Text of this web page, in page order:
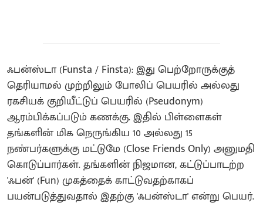
ஃபன்ஸ்டா (Funsta / Finsta): இது பெற்றோருக்குத்
தெரியாமல் முற்றிலும் போலிப் பெயரில் அல்லது
ரகசியக் குறியீட்டுப் பெயரில் (Pseudonym)
ஆரம்பிக்கப்படும் கணக்கு. இதில் பிள்ளைகள்
தங்களின் மிக நெருங்கிய 10 அல்லது 15
நண்பர்களுக்கு மட்டுமே (Close Friends Only) அனுமதி
கொடுப்பார்கள். தங்களின் நிஜமான, கட்டுப்பாடற்ற
'ஃபன்' (Fun) முகத்தைக் காட்டுவதற்காகப்
பயன்படுத்துவதால் இதற்கு 'ஃபன்ஸ்டா' என்று பெயர்.